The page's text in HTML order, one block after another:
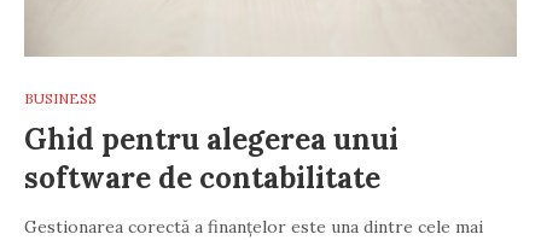
BUSINESS
Ghid pentru alegerea unui
software de contabilitate
Gestionarea corectă a finanțelor este una dintre cele mai